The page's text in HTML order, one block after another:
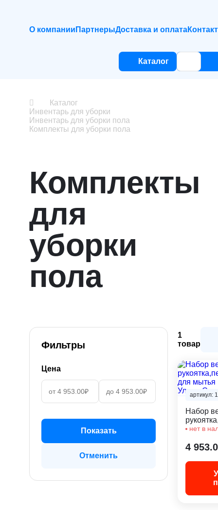
О компании ПартнерыДоставка и оплата
Каталог
Каталог
Инвентарь для уборки
Инвентарь для уборки пола
Комплекты для уборки пола
Комплекты
для
уборки
пола
Фильтры
Цена
Показать
Отменить
1
товар
артикул:
Набор
моп для
нет в
4